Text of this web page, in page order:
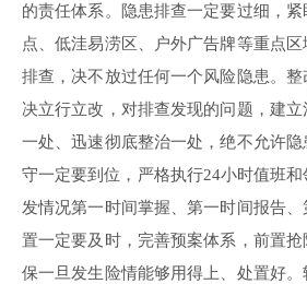
的责任体系。隐患排查一定要过细，
点、低洼易涝区、户外广告牌等重点
排查，决不放过任何一个风险隐患。
决立行立改，对排查发现的问题，建
一处、迅速彻底整治一处，绝不允许
守一定要到位，严格执行24小时值班
发情况第一时间掌握、第一时间报告
置一定要及时，完善预案体系，前置
保一旦发生险情能够用得上、处置好。